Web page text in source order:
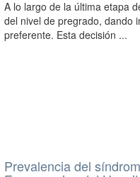
A lo largo de la última etapa
del nivel de pregrado, dando
preferente. Esta decisión ...
Prevalencia del